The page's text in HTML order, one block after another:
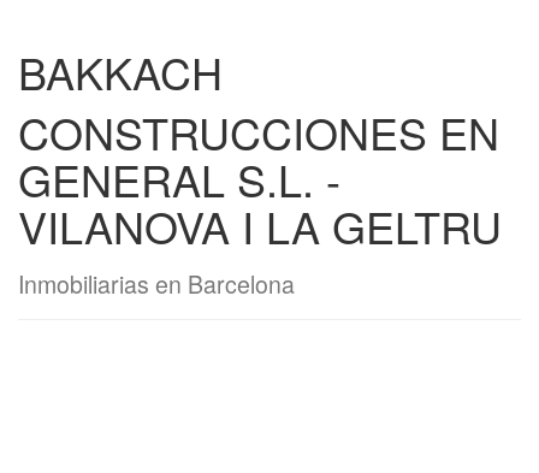
BAKKACH
CONSTRUCCIONES EN
GENERAL S.L. -
VILANOVA I LA GELTRU
Inmobiliarias en Barcelona